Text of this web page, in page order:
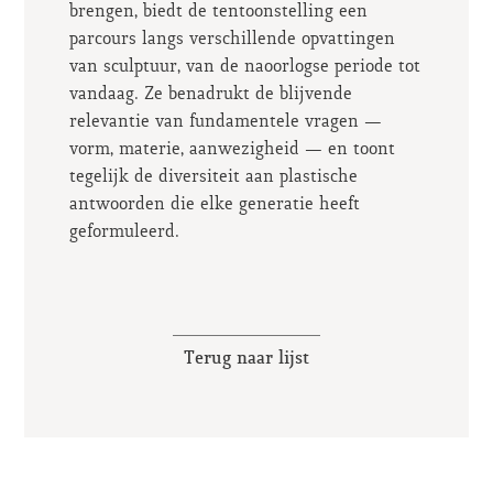
brengen, biedt de tentoonstelling een
parcours langs verschillende opvattingen
van sculptuur, van de naoorlogse periode tot
vandaag. Ze benadrukt de blijvende
relevantie van fundamentele vragen —
vorm, materie, aanwezigheid — en toont
tegelijk de diversiteit aan plastische
antwoorden die elke generatie heeft
geformuleerd.
Terug naar lijst